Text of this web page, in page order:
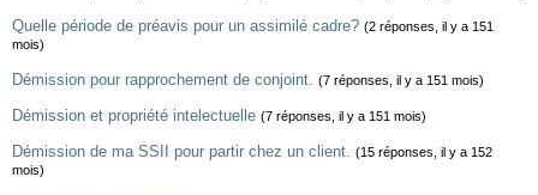
Quelle période de préavis pour un assimilé cadre? (2 réponses, il y a 151
mois)
Démission pour rapprochement de conjoint. (7 réponses, il y a 151 mois)
Démission et propriété intelectuelle (7 réponses, il y a 151 mois)
Démission de ma SSII pour partir chez un client. (15 réponses, il y a 152
mois)